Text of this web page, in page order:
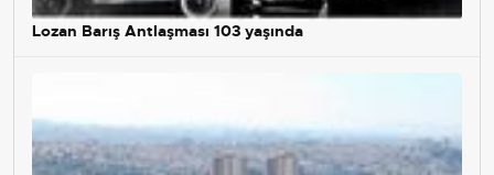
Lozan Barış Antlaşması 103 yaşında